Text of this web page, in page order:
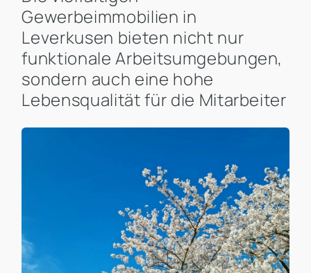
Gewerbeimmobilien in
Leverkusen bieten nicht nur
funktionale Arbeitsumgebungen,
sondern auch eine hohe
Lebensqualität für die Mitarbeiter